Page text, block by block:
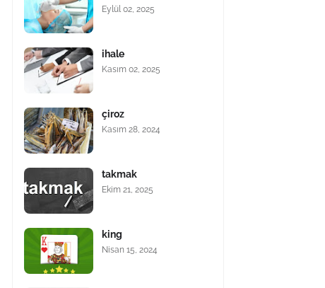
Eylül 02, 2025
ihale
Kasım 02, 2025
çiroz
Kasım 28, 2024
takmak
Ekim 21, 2025
king
Nisan 15, 2024